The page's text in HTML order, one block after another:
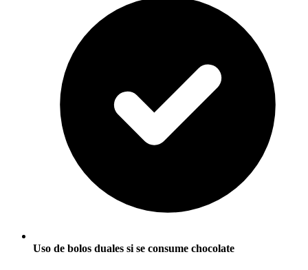
Uso de bolos duales si se consume chocolate